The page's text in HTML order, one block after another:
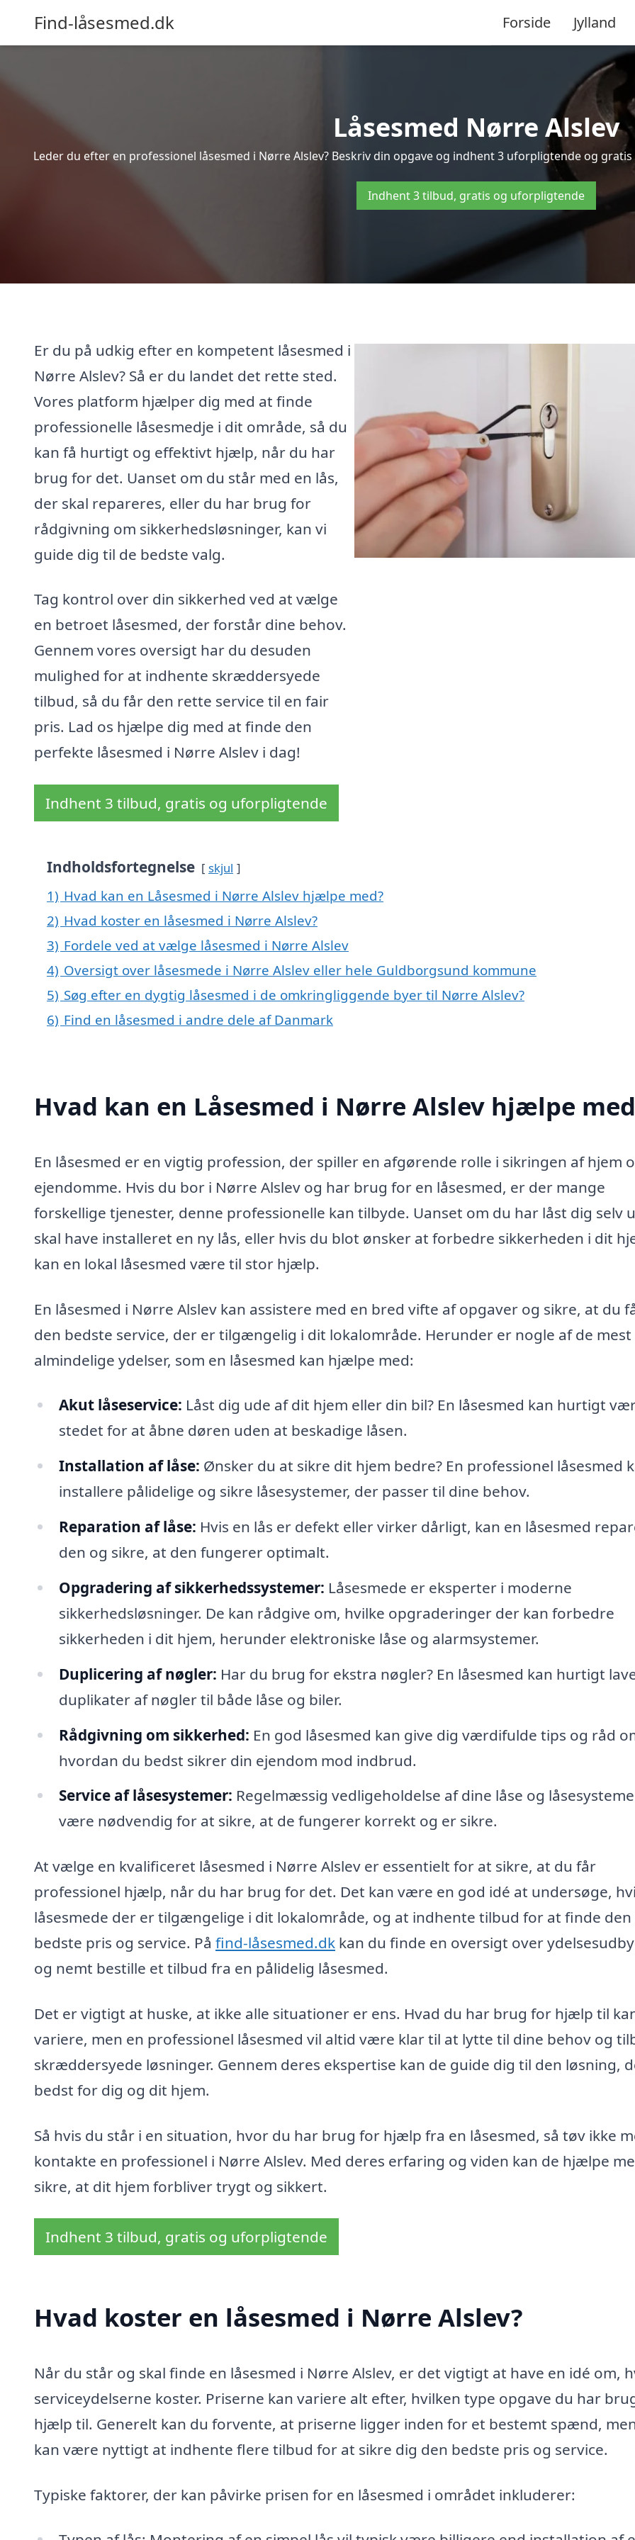
Find-låsesmed.dk Forside Jylland
Låsesmed Nørre Alslev
Leder du efter en professionel låsesmed i Nørre Alslev? Beskriv din opgave og indhent 3 uforpligtende og
Indhent 3 tilbud, gratis og uforpligtende
Er du på udkig efter en kompetent låsesmed i
Nørre Alslev? Så er du landet det rette sted.
Vores platform hjælper dig med at finde
professionelle låsesmedje i dit område, så du
kan få hurtigt og effektivt hjælp, når du har
brug for det. Uanset om du står med en lås,
der skal repareres, eller du har brug for
rådgivning om sikkerhedsløsninger, kan vi
guide dig til de bedste valg.
Tag kontrol over din sikkerhed ved at vælge
en betroet låsesmed, der forstår dine behov.
Gennem vores oversigt har du desuden
mulighed for at indhente skræddersyede
tilbud, så du får den rette service til en fair
pris. Lad os hjælpe dig med at finde den
perfekte låsesmed i Nørre Alslev i dag!
Indhent 3 tilbud, gratis og uforpligtende
Indholdsfortegnelse skjul
1) Hvad kan en Låsesmed i Nørre Alslev hjælpe med?
2) Hvad koster en låsesmed i Nørre Alslev?
3) Fordele ved at vælge låsesmed i Nørre Alslev
4) Oversigt over låsesmede i Nørre Alslev eller hele Guldborgsund kommune
5) Søg efter en dygtig låsesmed i de omkringliggende byer til Nørre Alslev?
6) Find en låsesmed i andre dele af Danmark
Hvad kan en Låsesmed i Nørre Alslev hjælpe
En låsesmed er en vigtig profession, der spiller en afgørende rolle i sikringen af hjem
ejendomme. Hvis du bor i Nørre Alslev og har brug for en låsesmed, er der mange
forskellige tjenester, denne professionelle kan tilbyde. Uanset om du har låst dig selv
skal have installeret en ny lås, eller hvis du blot ønsker at forbedre sikkerheden i dit
kan en lokal låsesmed være til stor hjælp.
En låsesmed i Nørre Alslev kan assistere med en bred vifte af opgaver og sikre, at du
den bedste service, der er tilgængelig i dit lokalområde. Herunder er nogle af de mest
almindelige ydelser, som en låsesmed kan hjælpe med:
Akut låseservice: Låst dig ude af dit hjem eller din bil? En låsesmed kan hurtigt
stedet for at åbne døren uden at beskadige låsen.
Installation af låse: Ønsker du at sikre dit hjem bedre? En professionel låsesmed
installere pålidelige og sikre låsesystemer, der passer til dine behov.
Reparation af låse: Hvis en lås er defekt eller virker dårligt, kan en låsesmed
den og sikre, at den fungerer optimalt.
Opgradering af sikkerhedssystemer: Låsesmede er eksperter i moderne
sikkerhedsløsninger. De kan rådgive om, hvilke opgraderinger der kan forbedre
sikkerheden i dit hjem, herunder elektroniske låse og alarmsystemer.
Duplicering af nøgler: Har du brug for ekstra nøgler? En låsesmed kan hurtigt
duplikater af nøgler til både låse og biler.
Rådgivning om sikkerhed: En god låsesmed kan give dig værdifulde tips og råd
hvordan du bedst sikrer din ejendom mod indbrud.
Service af låsesystemer: Regelmæssig vedligeholdelse af dine låse og
være nødvendig for at sikre, at de fungerer korrekt og er sikre.
At vælge en kvalificeret låsesmed i Nørre Alslev er essentielt for at sikre, at du får
professionel hjælp, når du har brug for det. Det kan være en god idé at undersøge,
låsesmede der er tilgængelige i dit lokalområde, og at indhente tilbud for at finde den
bedste pris og service. På find-låsesmed.dk kan du finde en oversigt over
og nemt bestille et tilbud fra en pålidelig låsesmed.
Det er vigtigt at huske, at ikke alle situationer er ens. Hvad du har brug for hjælp til
variere, men en professionel låsesmed vil altid være klar til at lytte til dine behov og
skræddersyede løsninger. Gennem deres ekspertise kan de guide dig til den løsning,
bedst for dig og dit hjem.
Så hvis du står i en situation, hvor du har brug for hjælp fra en låsesmed, så tøv ikke
kontakte en professionel i Nørre Alslev. Med deres erfaring og viden kan de hjælpe
sikre, at dit hjem forbliver trygt og sikkert.
Indhent 3 tilbud, gratis og uforpligtende
Hvad koster en låsesmed i Nørre Alslev?
Når du står og skal finde en låsesmed i Nørre Alslev, er det vigtigt at have en idé om,
serviceydelserne koster. Priserne kan variere alt efter, hvilken type opgave du har
hjælp til. Generelt kan du forvente, at priserne ligger inden for et bestemt spænd,
kan være nyttigt at indhente flere tilbud for at sikre dig den bedste pris og service.
Typiske faktorer, der kan påvirke prisen for en låsesmed i området inkluderer: